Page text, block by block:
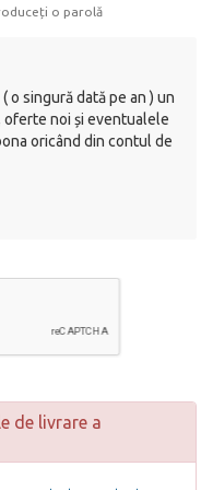
o parolă
o singură dată pe an ) un
oferte noi și eventualele
oricând din contul de
de livrare a